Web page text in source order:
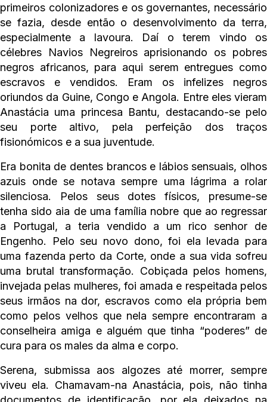
primeiros colonizadores e os governantes, necessário
se fazia, desde então o desenvolvimento da terra,
especialmente a lavoura. Daí o terem vindo os
célebres Navios Negreiros aprisionando os pobres
negros africanos, para aqui serem entregues como
escravos e vendidos. Eram os infelizes negros
oriundos da Guine, Congo e Angola. Entre eles vieram
Anastácia uma princesa Bantu, destacando-se pelo
seu porte altivo, pela perfeição dos traços
fisionómicos e a sua juventude.
Era bonita de dentes brancos e lábios sensuais, olhos
azuis onde se notava sempre uma lágrima a rolar
silenciosa. Pelos seus dotes físicos, presume-se
tenha sido aia de uma família nobre que ao regressar
a Portugal, a teria vendido a um rico senhor de
Engenho. Pelo seu novo dono, foi ela levada para
uma fazenda perto da Corte, onde a sua vida sofreu
uma brutal transformação. Cobiçada pelos homens,
invejada pelas mulheres, foi amada e respeitada pelos
seus irmãos na dor, escravos como ela própria bem
como pelos velhos que nela sempre encontraram a
conselheira amiga e alguém que tinha “poderes” de
cura para os males da alma e corpo.
Serena, submissa aos algozes até morrer, sempre
viveu ela. Chamavam-na Anastácia, pois, não tinha